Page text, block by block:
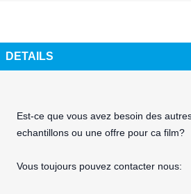
DETAILS
Est-ce que vous avez besoin des
echantillons ou une offre pour ca film?
Vous toujours pouvez contacter nous: